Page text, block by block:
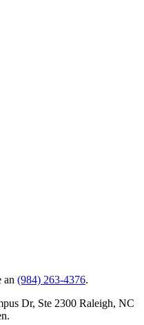
an (984) 263-4376.
Dr, Ste 2300 Raleigh, NC